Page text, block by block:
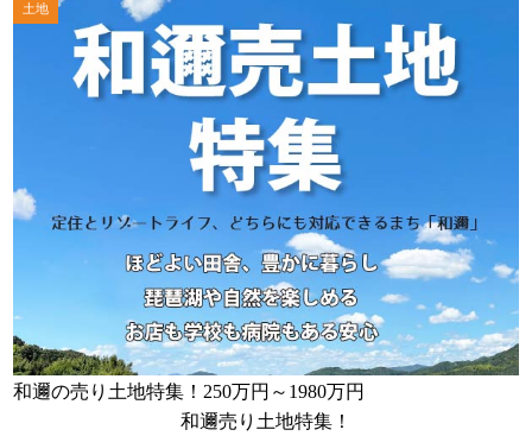
土地
和邇の売り土地特集！250万円～1980万円
和邇売り土地特集！